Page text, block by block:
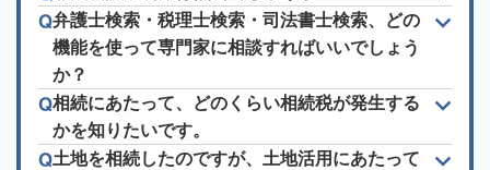
弁護士検索・税理士検索・司法書士検索、どの
機能を使って専門家に相談すればいいでしょう
か？
相続にあたって、どのくらい相続税が発生する
かを知りたいです。
土地を相続したのですが、土地活用にあたって